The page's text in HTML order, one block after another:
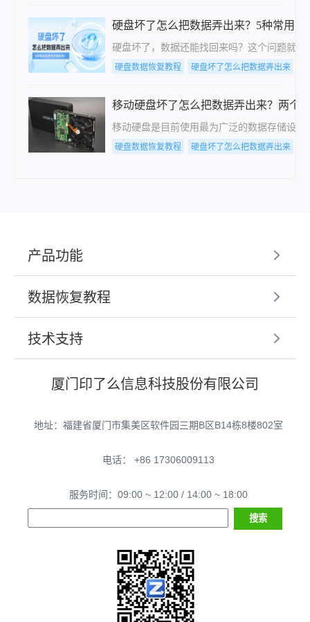
硬盘坏了怎么把数据弄出来？5种常用高
硬盘坏了，数据还能找回来吗？这个问题就
硬盘数据恢复教程 硬盘坏了怎么把数据弄出来
移动硬盘坏了怎么把数据弄出来？两个
移动硬盘是目前使用最为广泛的数据存储设
硬盘数据恢复教程 硬盘坏了怎么把数据弄出来
产品功能
数据恢复教程
技术支持
厦门印了么信息科技股份有限公司
地址：福建省厦门市集美区软件园三期B区B14栋8楼802室
电话： +86 17306009113
服务时间：09:00 ~ 12:00 / 14:00 ~ 18:00